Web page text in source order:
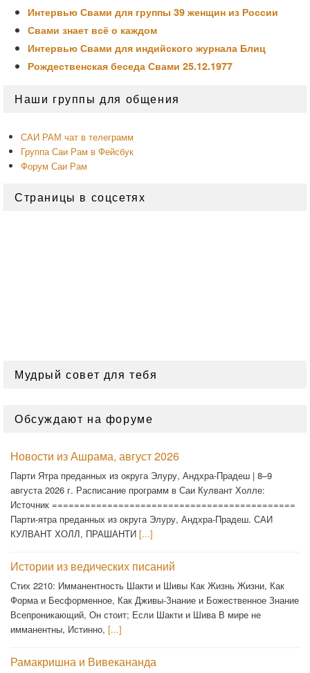
Интервью Свами для группы 39 женщин из России
Свами знает всё о каждом
Интервью Свами для индийского журнала Блиц
Рождественская беседа Свами 25.12.1977
основной
Наши группы для общения
САИ РАМ чат в телеграмм
Группа Саи Рам в Фейсбук
Форум Саи Рам
Страницы в соцсетях
Мудрый совет для тебя
Обсуждают на форуме
Новости из Ашрама, август 2026
Парти Ятра преданных из округа Элуру, Андхра-Прадеш | 8–9
августа 2026 г. Расписание программ в Саи Кулвант Холле:
Источник ============================================
Парти-ятра преданных из округа Элуру, Андхра-Прадеш. САИ
КУЛВАНТ ХОЛЛ, ПРАШАНТИ [...]
Истории из ведических писаний
Стих 2210: Имманентность Шакти и Шивы Как Жизнь Жизни, Как
Форма и Бесформенное, Как Дживы-Знание и Божественное Знание
Всепроникающий, Он стоит; Если Шакти и Шива В мире не
имманентны, Истинно, [...]
Рамакришна и Вивекананда